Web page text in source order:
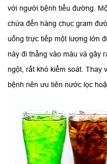
với người bệnh tiểu đường.
chứa đến hàng chục gram
uống trực tiếp một lượng lớn
này đi thẳng vào máu và gây
ngột, rất khó kiểm soát. Thay
bệnh nên ưu tiên nước lọc